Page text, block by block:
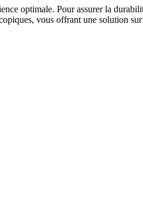
optimale. Pour assurer la
vous offrant une solution